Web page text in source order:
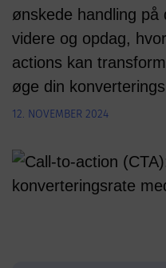
ønskede handling
videre og opdag,
actions kan
øge din
12. NOVEMBER 2024